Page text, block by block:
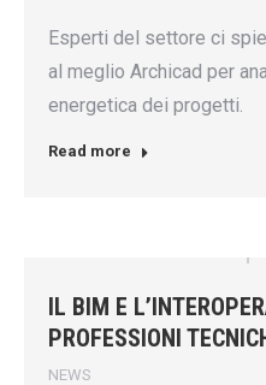
Esperti del settore ci
al meglio Archicad per
energetica dei progetti.
Read more
IL BIM E
PROFESSIONI
NEWS